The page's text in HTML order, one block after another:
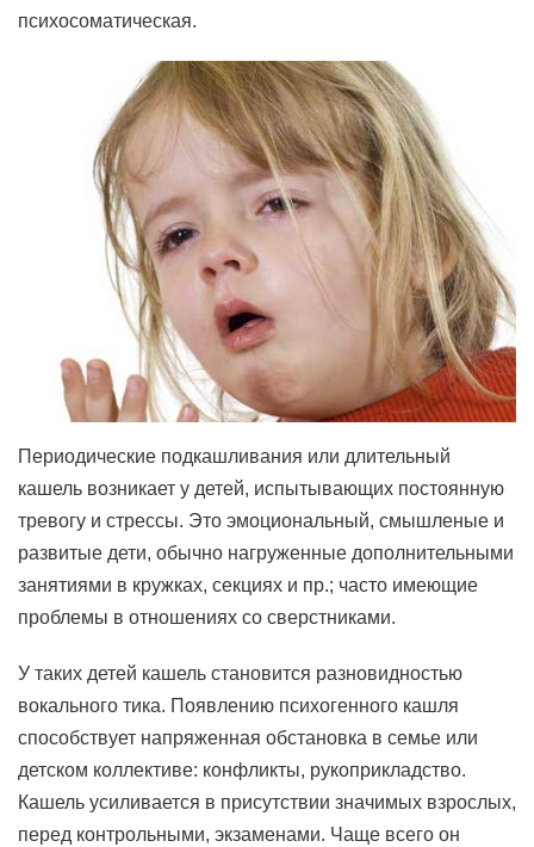
психосоматическая.
Периодические подкашливания или длительный
кашель возникает у детей, испытывающих постоянную
тревогу и стрессы. Это эмоциональный, смышленые и
развитые дети, обычно нагруженные дополнительными
занятиями в кружках, секциях и пр.; часто имеющие
проблемы в отношениях со сверстниками.
У таких детей кашель становится разновидностью
вокального тика. Появлению психогенного кашля
способствует напряженная обстановка в семье или
детском коллективе: конфликты, рукоприкладство.
Кашель усиливается в присутствии значимых взрослых,
перед контрольными, экзаменами. Чаще всего он